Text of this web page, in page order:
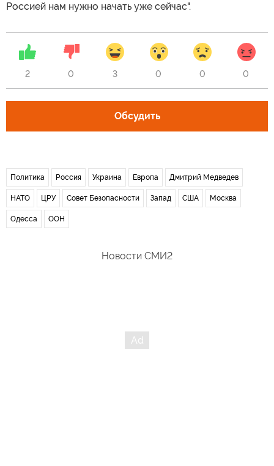
Россией нам нужно начать уже сейчас".
2 0 3 0 0 0
Обсудить
Политика Россия Украина Европа Дмитрий Медведев
НАТО ЦРУ Совет Безопасности Запад США Москва
Одесса ООН
Новости СМИ2